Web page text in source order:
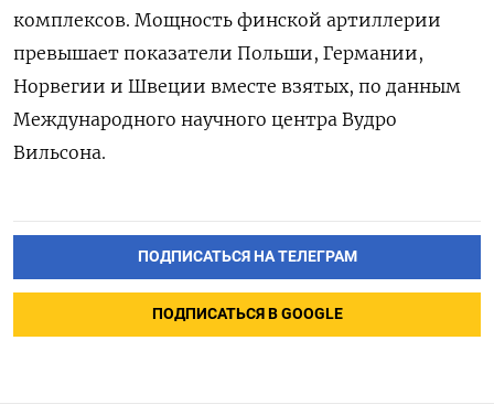
комплексов. Мощность финской артиллерии
превышает показатели Польши, Германии,
Норвегии и Швеции вместе взятых, по данным
Международного научного центра Вудро
Вильсона.
ПОДПИСАТЬСЯ НА ТЕЛЕГРАМ
ПОДПИСАТЬСЯ В GOOGLE